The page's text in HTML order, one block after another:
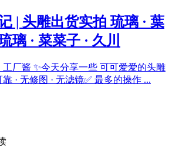
| 头雕出货实拍 琉璃 · 葉
璃 · 菜菜子 · 久川
工厂酱 ✨今天分享一些 可可爱爱的头雕
· 无修图 · 无滤镜✅ 最多的操作 ...